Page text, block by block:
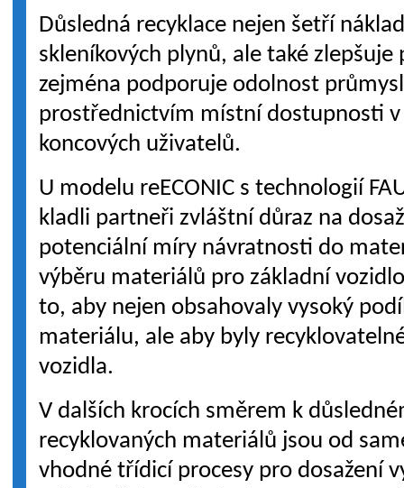
Důsledná recyklace nejen šetří
skleníkových plynů, ale také
zejména podporuje odolnost
prostřednictvím místní dostupnosti v
koncových uživatelů.
U modelu reECONIC s technologií
kladli partneři zvláštní důraz na
potenciální míry návratnosti do
výběru materiálů pro základní
to, aby nejen obsahovaly vysoký
materiálu, ale aby byly
vozidla.
V dalších krocích směrem k
recyklovaných materiálů jsou od
vhodné třídicí procesy pro dosažení